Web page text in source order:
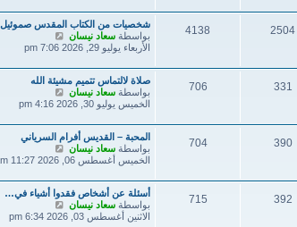
ش
ا
ر
ك
د
آ
ر
ش
ا
ك
2504
4138
شخصيات من الكتاب المقدس صموئيل
بواسطة سعاد نيسان
ا
د
آ
ر
ش
ا
ك
الأربعاء يوليو 29, 2026 7:06 pm
331
706
صلاة لالتماس تتميم مشيئة الله
بواسطة سعاد نيسان
ا
د
آ
ر
ش
ا
ك
الخميس يوليو 30, 2026 4:16 pm
390
704
المحبة – القديس أفرام السرياني
بواسطة سعاد نيسان
ا
د
ر
الخميس أغسطس 06, 2026 11:27 am
392
715
أسئلة عن أشخاص فقدوا أشياء في…
بواسطة سعاد نيسان
ا
الاثنين أغسطس 03, 2026 6:34 pm